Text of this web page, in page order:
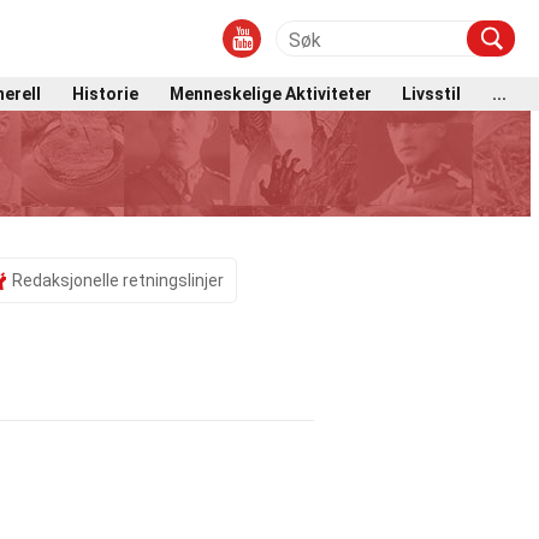
Historie Menneskelige Aktiviteter Livsstil ...
Redaksjonelle retningslinjer